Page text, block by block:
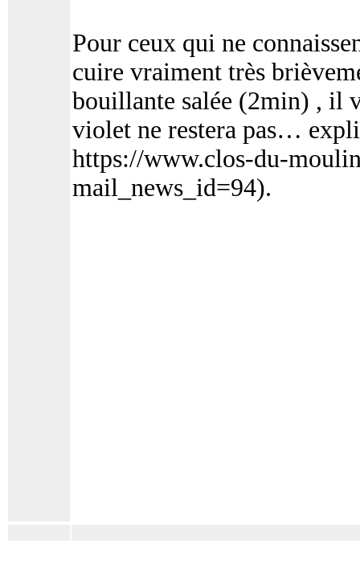
Pour ceux qui ne
cuire vraiment très
bouillante salée (2min) , il
violet ne restera pas…
https://www.clos-du-
mail_news_id=94).